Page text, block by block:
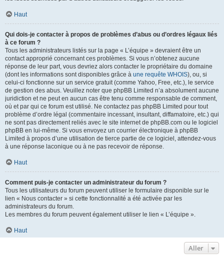
Haut
Qui dois-je contacter à propos de problèmes d’abus ou d’ordres légaux liés
à ce forum ?
Tous les administrateurs listés sur la page « L’équipe » devraient être un
contact approprié concernant ces problèmes. Si vous n’obtenez aucune
réponse de leur part, vous devriez alors contacter le propriétaire du domaine
(dont les informations sont disponibles grâce à une requête WHOIS), ou, si
celui-ci fonctionne sur un service gratuit (comme Yahoo, Free, etc.), le service
de gestion des abus. Veuillez noter que phpBB Limited n’a absolument aucune
juridiction et ne peut en aucun cas être tenu comme responsable de comment,
où et par qui ce forum est utilisé. Ne contactez pas phpBB Limited pour tout
problème d’ordre légal (commentaire incessant, insultant, diffamatoire, etc.) qui
ne sont pas directement reliés avec le site internet de phpBB.com ou le logiciel
phpBB en lui-même. Si vous envoyez un courrier électronique à phpBB
Limited à propos d’une utilisation de tierce partie de ce logiciel, attendez-vous
à une réponse laconique ou à ne pas recevoir de réponse.
Haut
Comment puis-je contacter un administrateur du forum ?
Tous les utilisateurs du forum peuvent utiliser le formulaire disponible sur le
lien « Nous contacter » si cette fonctionnalité a été activée par les
administrateurs du forum.
Les membres du forum peuvent également utiliser le lien « L’équipe ».
Haut
Aller